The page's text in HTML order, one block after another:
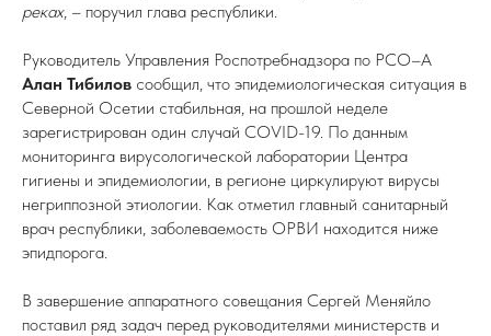
реках, – поручил глава республики.
Руководитель Управления Роспотребнадзора по РСО–А
Алан Тибилов сообщил, что эпидемиологическая ситуация в
Северной Осетии стабильная, на прошлой неделе
зарегистрирован один случай COVID-19. По данным
мониторинга вирусологической лаборатории Центра
гигиены и эпидемиологии, в регионе циркулируют вирусы
негриппозной этиологии. Как отметил главный санитарный
врач республики, заболеваемость ОРВИ находится ниже
эпидпорога.
В завершение аппаратного совещания Сергей Меняйло
поставил ряд задач перед руководителями министерств и